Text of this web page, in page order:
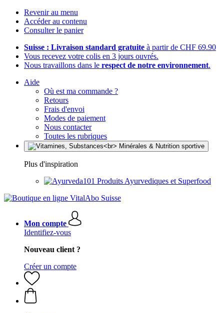
Revenir au menu
Accéder au contenu
Consulter le panier
Suisse : Livraison standard gratuite à partir de CHF 69.90
Vous recevez votre colis en 3 jours ouvrés.
Nous travaillons dans le respect de notre environnement.
Aide
Où est ma commande ?
Retours
Frais d'envoi
Modes de paiement
Nous contacter
Toutes les rubriques
Plus d'inspiration
Produits Ayurvediques et Superfood
Mon compte
Identifiez-vous
Nouveau client ?
Créer un compte